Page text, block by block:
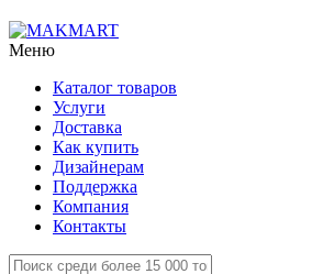
Меню
Каталог товаров
Услуги
Доставка
Как купить
Дизайнерам
Поддержка
Компания
Контакты